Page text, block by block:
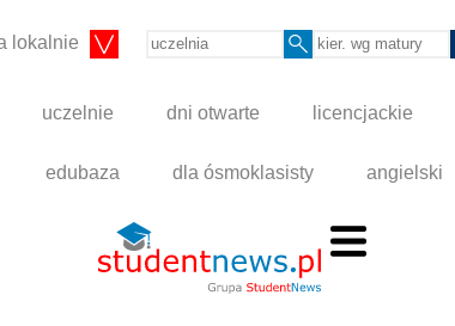
lokalnie
uczelnie dni otwarte licencjackie
edubaza dla ósmoklasisty angielski